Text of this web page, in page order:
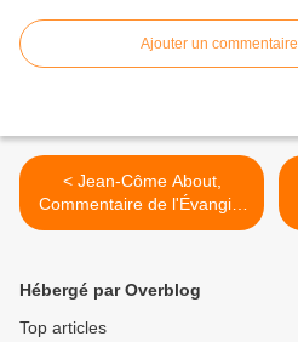
Ajouter un commentaire
< Jean-Côme About,
Commentaire de l'Évangile
du quatrième dimanche du
Hébergé par Overblog
Top articles